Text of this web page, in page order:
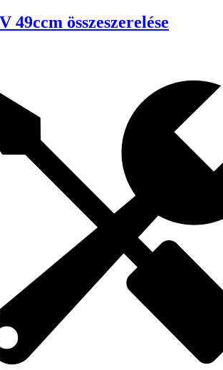
49ccm összeszerelése